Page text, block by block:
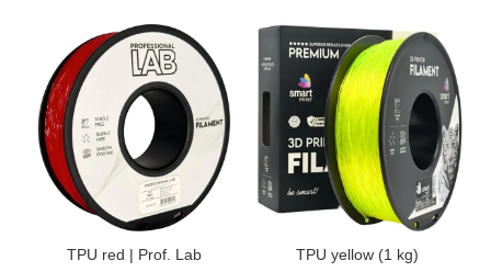
TPU red | Prof. Lab TPU yellow (1 kg)